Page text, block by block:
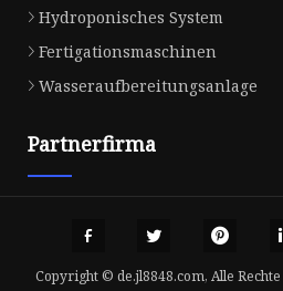
Hydroponisches System
Fertigationsmaschinen
Wasseraufbereitungsanlage
Partnerfirma
Copyright © de.jl8848.com, Alle